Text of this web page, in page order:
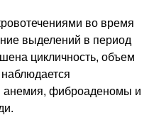
во время
выделений в период
цикличность, объем
анемия, фиброаденомы и